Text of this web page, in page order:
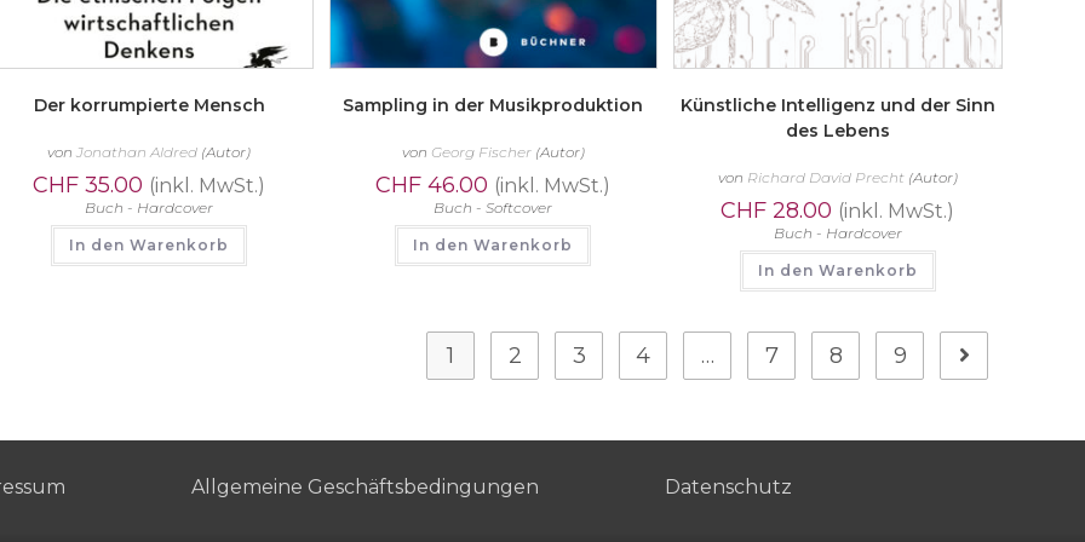
Der korrumpierte Mensch
vonJonathan Aldred (Autor)
CHF 35.00 (inkl. MwSt.)
Buch - Hardcover
In den Warenkorb
Sampling in der Musikproduktion
von Georg Fischer(Autor)
CHF 46.00 (inkl. MwSt.)
Buch - Softcover
In den Warenkorb
Künstliche Intelligenz und der Sinn
des Lebens
von Richard David Precht(Autor)
CHF 28.00 (inkl. MwSt.)
Buch - Hardcover
In den Warenkorb
1 2 3 4 … 7 8 9
Allgemeine Geschäftsbedingungen Datenschutz